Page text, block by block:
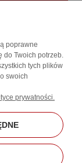
poprawne
do Twoich potrzeb.
tych plików
swoich
prywatności.